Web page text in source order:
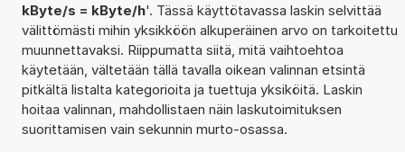
kByte/s = kByte/h'. Tässä käyttötavassa laskin selvittää
välittömästi mihin yksikköön alkuperäinen arvo on tarkoitettu
muunnettavaksi. Riippumatta siitä, mitä vaihtoehtoa
käytetään, vältetään tällä tavalla oikean valinnan etsintä
pitkältä listalta kategorioita ja tuettuja yksiköitä. Laskin
hoitaa valinnan, mahdollistaen näin laskutoimituksen
suorittamisen vain sekunnin murto-osassa.